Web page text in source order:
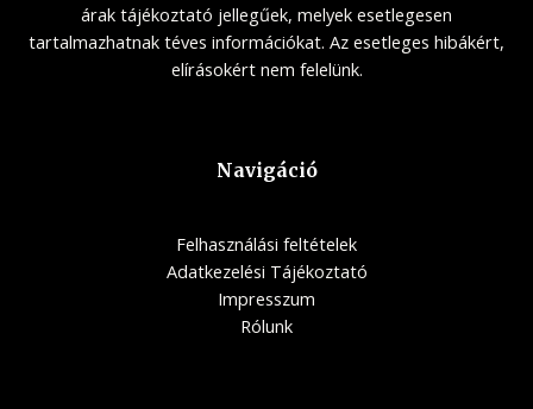
árak tájékoztató jellegűek, melyek esetlegesen
tartalmazhatnak téves információkat. Az esetleges hibákért,
elírásokért nem felelünk.
Navigáció
Felhasználási feltételek
Adatkezelési Tájékoztató
Impresszum
Rólunk